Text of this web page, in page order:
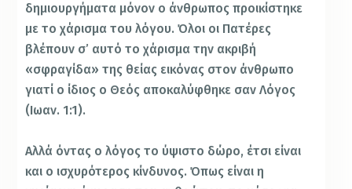
δημιουργήματα μόνον ο άνθρωπος προικίστηκε
με το χάρισμα του λόγου. Όλοι οι Πατέρες
βλέπουν σ’ αυτό το χάρισμα την ακριβή
«σφραγίδα» της θείας εικόνας στον άνθρωπο
γιατί ο ίδιος ο Θεός αποκαλύφθηκε σαν Λόγος
(Ιωαν. 1:1).
Αλλά όντας ο λόγος το ύψιστο δώρο, έτσι είναι
και ο ισχυρότερος κίνδυνος. Όπως είναι η